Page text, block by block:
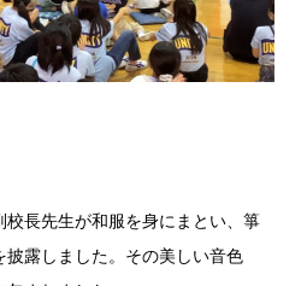
長先生が和服を身にまとい、箏
露しました。その美しい音色